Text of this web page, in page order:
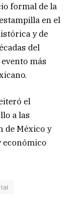
formal de la
en el
y de
del
más
el
a las
de México y